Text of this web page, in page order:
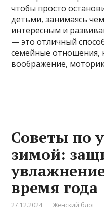
чтобы просто
детьми, занимаясь
интересным и
— это отличный
семейные отношения,
воображение,
Советы по
зимой:
время года
27.12.2024 Женский блог